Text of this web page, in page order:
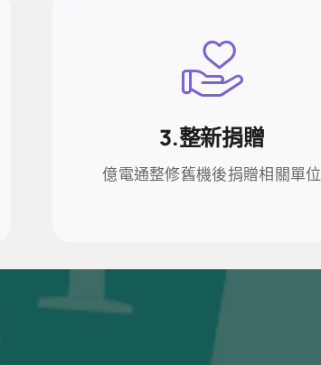
3.整新捐贈
億電通整修舊機後捐贈相關單位
3.整新捐贈
億電通整修舊機後捐贈相關單位